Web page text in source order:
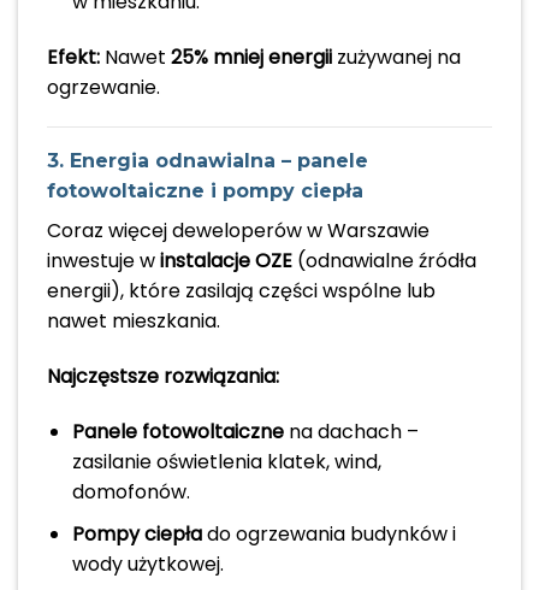
Efekt: Nawet 25% mniej energii zużywanej na
ogrzewanie.
3. Energia odnawialna – panele
fotowoltaiczne i pompy ciepła
Coraz więcej deweloperów w Warszawie
inwestuje winstalacje OZE (odnawialne źródła
energii), które zasilają części wspólne lub
nawet mieszkania.
Najczęstsze rozwiązania:
Panele fotowoltaicznena dachach –
zasilanie oświetlenia klatek, wind,
domofonów.
Pompy ciepłado ogrzewania budynków i
wody użytkowej.